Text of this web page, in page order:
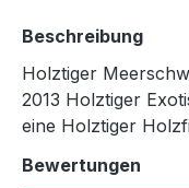
Beschreibung
Holztiger
2013 Holztiger
eine Holztiger
Bewertungen